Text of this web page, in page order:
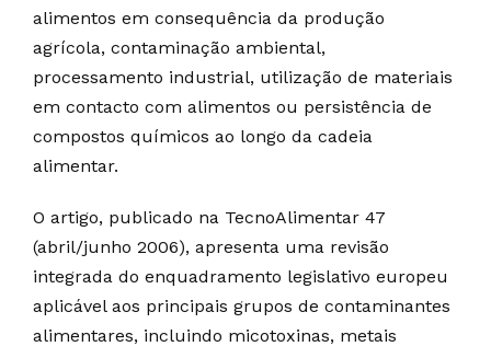
alimentos em consequência da produção
agrícola, contaminação ambiental,
processamento industrial, utilização de materiais
em contacto com alimentos ou persistência de
compostos químicos ao longo da cadeia
alimentar.
O artigo, publicado na TecnoAlimentar 47
(abril/junho 2006), apresenta uma revisão
integrada do enquadramento legislativo europeu
aplicável aos principais grupos de contaminantes
alimentares, incluindo micotoxinas, metais